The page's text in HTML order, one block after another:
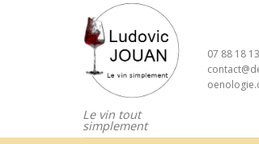
Le vin tout
simplement
07 88 18